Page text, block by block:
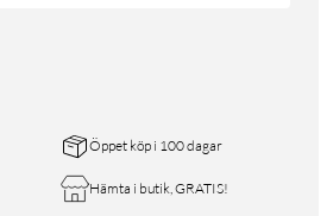
Öppet köp i 100 dagar
Hämta i butik, GRATIS!